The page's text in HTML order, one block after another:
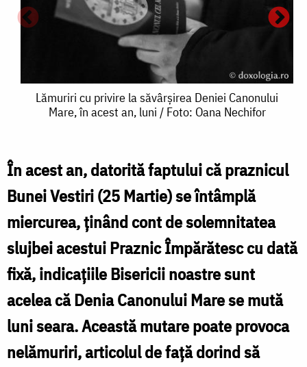
Lămuriri
la
săvârșirea
Deniei
Canonului
Mare,
în
acest
an,
luni
Lămuriri cu privire la săvârșirea Deniei Canonului
Mare, în acest an, luni / Foto: Oana Nechifor
În acest an, datorită faptului că praznicul
Bunei Vestiri (25 Martie) se întâmplă
miercurea, ținând cont de solemnitatea
slujbei acestui Praznic Împărătesc cu dată
fixă, indicațiile Bisericii noastre sunt
acelea că Denia Canonului Mare se mută
luni seara. Această mutare poate provoca
nelămuriri, articolul de față dorind să